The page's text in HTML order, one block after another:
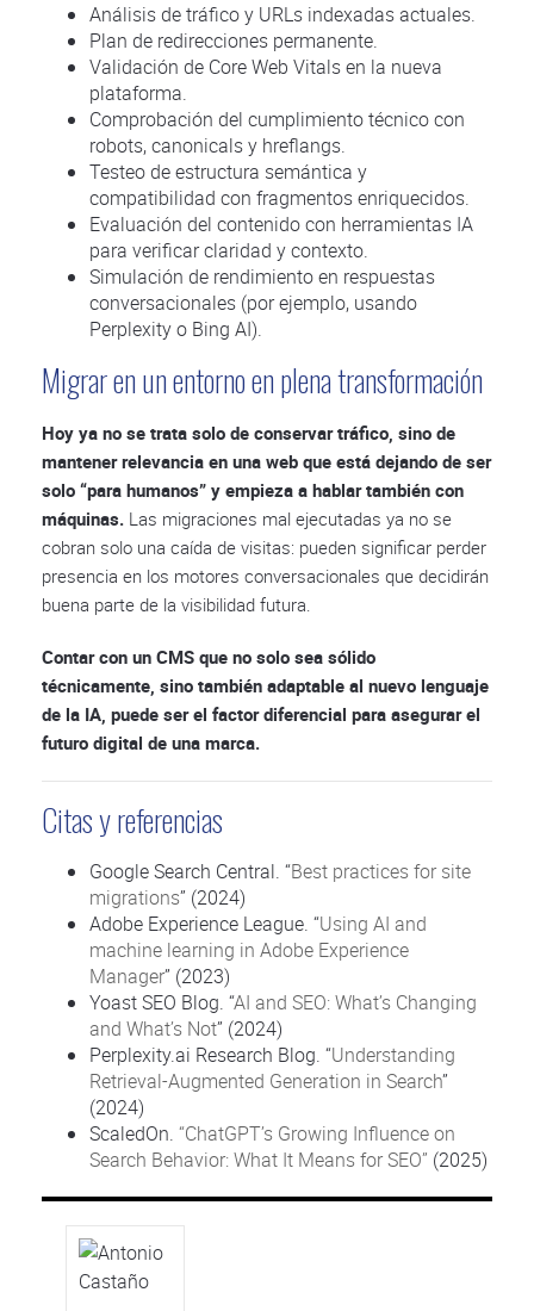
Análisis de tráfico y URLs indexadas actuales.
Plan de redirecciones permanente.
Validación de Core Web Vitals en la nueva
plataforma.
Comprobación del cumplimiento técnico con
robots, canonicals y hreflangs.
Testeo de estructura semántica y
compatibilidad con fragmentos enriquecidos.
Evaluación del contenido con herramientas IA
para verificar claridad y contexto.
Simulación de rendimiento en respuestas
conversacionales (por ejemplo, usando
Perplexity o Bing AI).
Migrar en un entorno en plena transformación
Hoy ya no se trata solo de conservar tráfico, sino de
mantener relevancia en una web que está dejando de ser
solo “para humanos” y empieza a hablar también con
máquinas. Las migraciones mal ejecutadas ya no se
cobran solo una caída de visitas: pueden significar perder
presencia en los motores conversacionales que decidirán
buena parte de la visibilidad futura.
Contar con un CMS que no solo sea sólido
técnicamente, sino también adaptable al nuevo lenguaje
de la IA, puede ser el factor diferencial para asegurar el
futuro digital de una marca.
Citas y referencias
Google Search Central. “Best practices for site
migrations” (2024)
Adobe Experience League. “Using AI and
machine learning in Adobe Experience
Manager” (2023)
Yoast SEO Blog. “AI and SEO: What’s Changing
and What’s Not” (2024)
Perplexity.ai Research Blog. “Understanding
Retrieval-Augmented Generation in Search”
(2024)
ScaledOn. “ChatGPT’s Growing Influence on
Search Behavior: What It Means for SEO” (2025)